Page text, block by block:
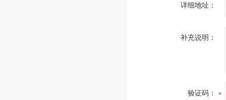
详细地址：
补充说明：
验证码：